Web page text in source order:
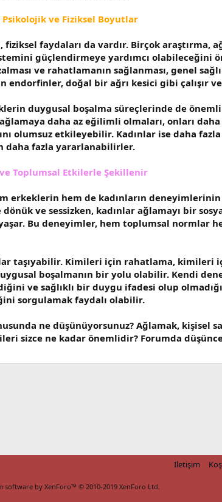
Psikolojik ve Fiziksel Boyutlar
faydaları da vardır. Birçok araştırma,
güçlendirmeye yardımcı
ve rahatlamanın sağlanması, genel
endorfinler, doğal bir ağrı kesici gibi
duygusal boşalma süreçlerinde de
daha az eğilimli olmaları, onları
olumsuz etkileyebilir. Kadınlar ise daha
daha fazla yararlanabilirler.
Toplumsal Etkilerle Şekillenir
erkeklerin hem de kadınların
ve sessizken, kadınlar ağlamayı bir
Bu deneyimler, hem toplumsal normlar
taşıyabilir. Kimileri için rahatlama, kimileri
boşalmanın bir yolu olabilir. Kendi
ve sağlıklı bir duygu ifadesi olup
sorgulamak faydalı olabilir.
ne düşünüyorsunuz? Ağlamak, kişisel
sizce ne kadar önemlidir? Forumda
İletişim
software by XenForo™ © 2010-2019 XenForo Ltd.